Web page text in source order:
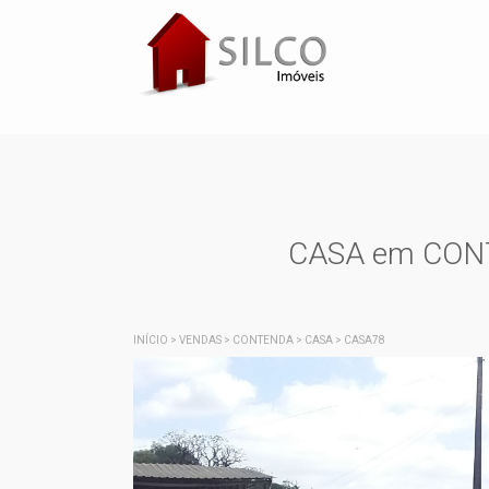
CASA em
INÍCIO > VENDAS > CONTENDA > CASA > CASA78